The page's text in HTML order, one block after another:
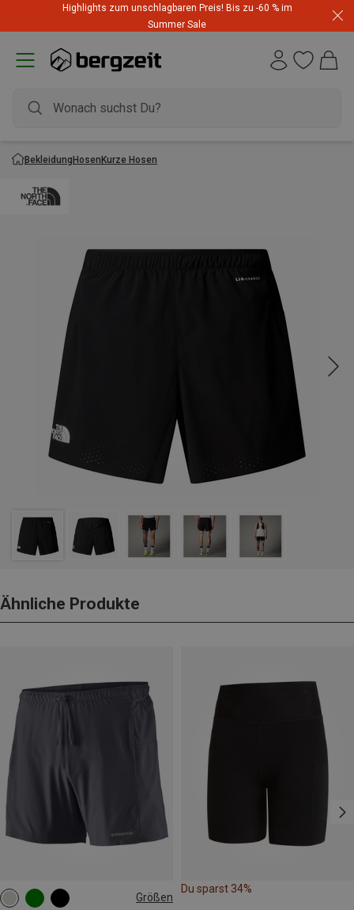
Highlights zum unschlagbaren Preis! Bis zu -60 % im
Summer Sale
BekleidungHosenKurze Hosen
Ähnliche Produkte
Größen
M L XL
Du sparst 34%